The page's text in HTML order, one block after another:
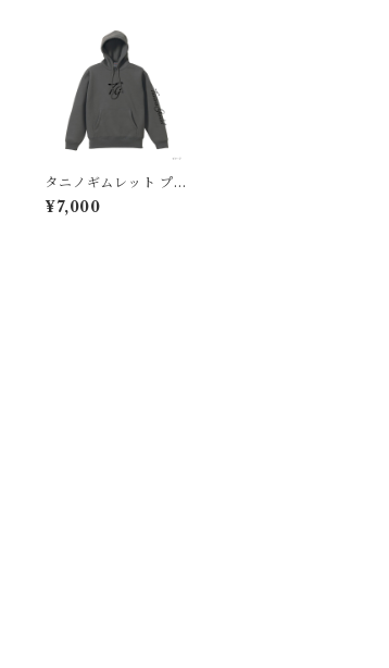
タニノギムレット プル
オーバーパーカー裏起
毛
¥7,000